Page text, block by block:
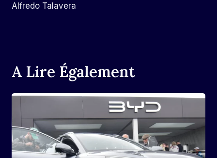
Alfredo Talavera
A Lire Également